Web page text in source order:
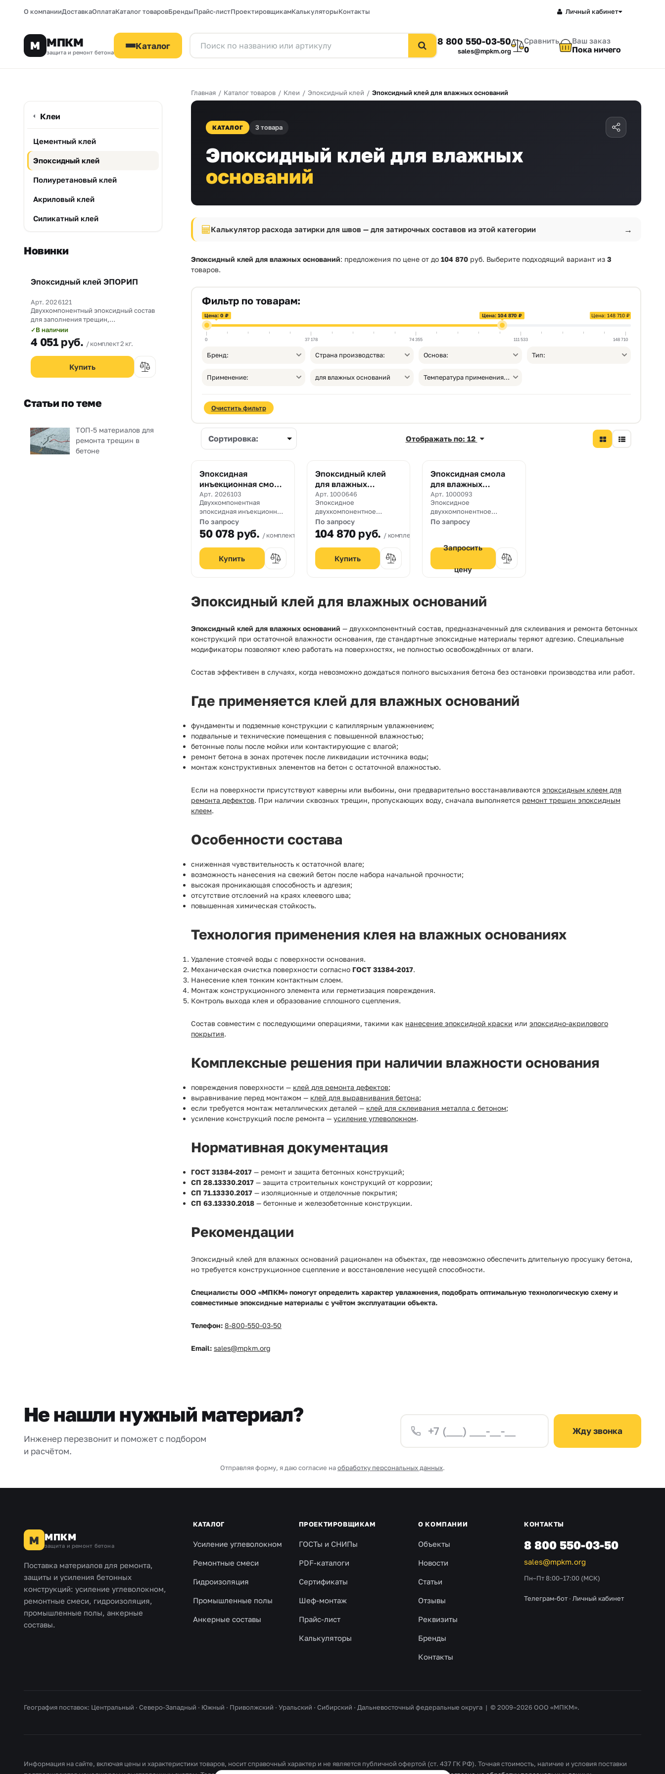
О компанииДоставкаОплатаКаталог товаровБрендыПрайс-листПроектировщикамКалькуляторыКонтакты Личный кабинет
М МПКМ
защита и ремонт бетона
Каталог 8 800 550-03-50
sales@mpkm.org
Сравнить
0
Ваш заказ
Пока ничего
Клеи
Цементный клей
Эпоксидный клей
Полиуретановый клей
Акриловый клей
Силикатный клей
Новинки
Новинка
Эпоксидный клей ЭПОРИП
Арт. 2026121
Двухкомпонентный эпоксидный состав
для заполнения трещин,
омоноличивания рабочих швов и
прочного склеивания бетона со
сталью.
✓В наличии
4 051руб. комплект 2 кг.
Статьи по теме
ТОП-5 материалов для
ремонта трещин в
бетоне
Главная / Каталог товаров / Клеи / Эпоксидный клей / Эпоксидный клей для влажных оснований
КАТАЛОГ 3 товара
Эпоксидный клей для влажных
оснований
Калькулятор расхода затирки для швов — для затирочных составов из этой категории →
Эпоксидный клей для влажных оснований: предложения по цене от до 104 870 руб. Выберите подходящий вариант из 3
товаров.
Фильтр по товарам:
Цена: 148 710 ₽
Цена: 0 ₽ Цена: 104 870 ₽
0 37 178 74 355 111 533 148 710
Бренд: Страна производства: Основа: Тип:
Применение: для влажных оснований Температура применения, от °С:
Очистить фильтр
Сортировка: Отображать по: 12
Эпоксидная
инъекционная смола
Профскрин IE2 E
Арт. 2026103
Двухкомпонентная
эпоксидная инъекционная
смола для
конструкционного
ремонта трещин в бетоне
и железобетоне.
По запросу
50 078руб. комплект 24 кг.
Эпоксидный клей
для влажных
оснований
CarbonWrap Resin
WS+
Арт. 1000646
Эпоксидное
двухкомпонентное
связующее для пропитки
систем внешнего
армирования CarbonWrap
по влажным основаниям.
По запросу
104 870руб. комплект 15 кг.
Эпоксидная смола
для влажных
оснований FibArm
Resin WS+
Арт. 1000093
Эпоксидное
двухкомпонентное
связующее для пропитки
влажным основаниям.
По запросу
Запросить
цену
Эпоксидный клей для влажных оснований
Эпоксидный клей для влажных оснований — двухкомпонентный состав, предназначенный для склеивания и ремонта бетонных
конструкций при остаточной влажности основания, где стандартные эпоксидные материалы теряют адгезию. Специальные
модификаторы позволяют клею работать на поверхностях, не полностью освобождённых от влаги.
Состав эффективен в случаях, когда невозможно дождаться полного высыхания бетона без остановки производства или работ.
Где применяется клей для влажных оснований
фундаменты и подземные конструкции с капиллярным увлажнением;
подвальные и технические помещения с повышенной влажностью;
бетонные полы после мойки или контактирующие с влагой;
ремонт бетона в зонах протечек после ликвидации источника воды;
монтаж конструктивных элементов на бетон с остаточной влажностью.
Если на поверхности присутствуют каверны или выбоины, они предварительно восстанавливаются эпоксидным клеем для
ремонта дефектов. При наличии сквозных трещин, пропускающих воду, сначала выполняется ремонт трещин эпоксидным
клеем.
Особенности состава
сниженная чувствительность к остаточной влаге;
возможность нанесения на свежий бетон после набора начальной прочности;
высокая проникающая способность и адгезия;
отсутствие отслоений на краях клеевого шва;
повышенная химическая стойкость.
Технология применения клея на влажных основаниях
Удаление стоячей воды с поверхности основания.
Механическая очистка поверхности согласно ГОСТ 31384-2017.
Нанесение клея тонким контактным слоем.
Монтаж конструкционного элемента или герметизация повреждения.
Контроль выхода клея и образование сплошного сцепления.
Состав совместим с последующими операциями, такими как нанесение эпоксидной краски или эпоксидно-акрилового
покрытия.
Комплексные решения при наличии влажности основания
повреждения поверхности — клей для ремонта дефектов;
выравнивание перед монтажом — клей для выравнивания бетона;
если требуется монтаж металлических деталей — клей для склеивания металла с бетоном;
усиление конструкций после ремонта — усиление углеволокном.
Нормативная документация
ГОСТ 31384-2017 — ремонт и защита бетонных конструкций;
СП 28.13330.2017 — защита строительных конструкций от коррозии;
СП 71.13330.2017 — изоляционные и отделочные покрытия;
СП 63.13330.2018 — бетонные и железобетонные конструкции.
Рекомендации
Эпоксидный клей для влажных оснований рационален на объектах, где невозможно обеспечить длительную просушку бетона,
но требуется конструкционное сцепление и восстановление несущей способности.
Специалисты ООО «МПКМ» помогут определить характер увлажнения, подобрать оптимальную технологическую схему и
совместимые эпоксидные материалы с учётом эксплуатации объекта.
Телефон: 8-800-550-03-50
Email: sales@mpkm.org
Не нашли нужный материал?
Инженер перезвонит и поможет с подбором
и расчётом.
Жду звонка
Отправляя форму, я даю согласие наобработку персональных данных.
М МПКМ
защита и ремонт бетона
Поставка материалов для ремонта,
защиты и усиления бетонных
конструкций: усиление углеволокном,
ремонтные смеси, гидроизоляция,
промышленные полы, анкерные
составы.
КАТАЛОГ
Усиление углеволокном
Ремонтные смеси
Гидроизоляция
Промышленные полы
Анкерные составы
ПРОЕКТИРОВЩИКАМ
ГОСТы и СНИПы
PDF-каталоги
Сертификаты
Шеф-монтаж
Прайс-лист
Калькуляторы
О КОМПАНИИ
Объекты
Новости
Статьи
Отзывы
Реквизиты
Бренды
Контакты
КОНТАКТЫ
8 800 550-03-50
sales@mpkm.org
Пн–Пт 8:00–17:00 (МСК)
Телеграм-бот · Личный кабинет
География поставок: Центральный · Северо-Западный · Южный · Приволжский · Уральский · Сибирский · Дальневосточный федеральные округа | © 2009–2026 ООО «МПКМ».
Информация на сайте, включая цены и характеристики товаров, носит справочный характер и не является публичной офертой (ст. 437 ГК РФ). Точная стоимость, наличие и условия поставки